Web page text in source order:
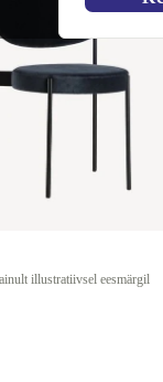
illustratiivsel eesmärgil